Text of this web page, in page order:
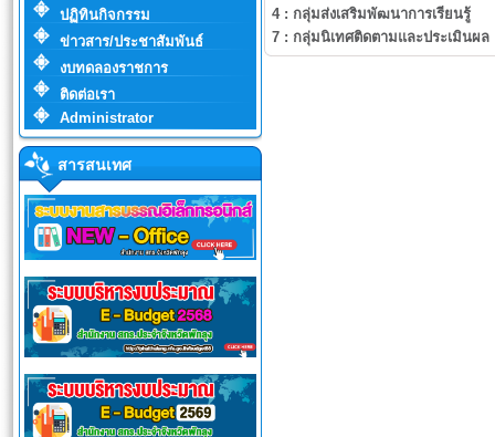
ปฏิทินกิจกรรม
ข่าวสาร/ประชาสัมพันธ์
งบทดลองราชการ
ติดต่อเรา
Administrator
สารสนเทศ
4 : กลุ่มส่งเสริมพัฒนาการเรียนรู้
7 : กลุ่มนิเทศติดตามและประเมินผล